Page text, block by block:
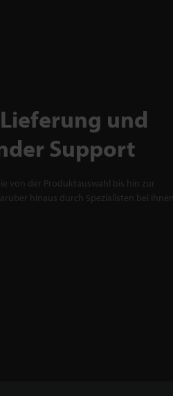
und
Support
von der Produktauswahl bis hin zur
hinaus durch Spezialisten bei Ihnen